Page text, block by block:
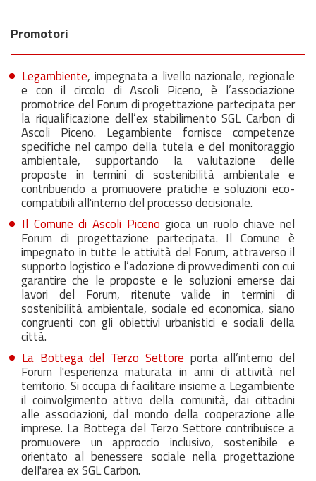
Promotori
Legambiente, impegnata a livello nazionale, regionale
e con il circolo di Ascoli Piceno, è l’associazione
promotrice del Forum di progettazione partecipata per
la riqualificazione dell’ex stabilimento SGL Carbon di
Ascoli Piceno. Legambiente fornisce competenze
specifiche nel campo della tutela e del monitoraggio
ambientale, supportando la valutazione delle
proposte in termini di sostenibilità ambientale e
contribuendo a promuovere pratiche e soluzioni eco-
compatibili all'interno del processo decisionale.
Il Comune di Ascoli Picenogioca un ruolo chiave nel
Forum di progettazione partecipata. Il Comune è
impegnato in tutte le attività del Forum, attraverso il
supporto logistico e l’adozione di provvedimenti con cui
garantire che le proposte e le soluzioni emerse dai
lavori del Forum, ritenute valide in termini di
sostenibilità ambientale, sociale ed economica, siano
congruenti con gli obiettivi urbanistici e sociali della
città.
La Bottega del Terzo Settore porta all’interno del
Forum l'esperienza maturata in anni di attività nel
territorio. Si occupa di facilitare insieme a Legambiente
il coinvolgimento attivo della comunità, dai cittadini
alle associazioni, dal mondo della cooperazione alle
imprese. La Bottega del Terzo Settore contribuisce a
promuovere un approccio inclusivo, sostenibile e
orientato al benessere sociale nella progettazione
dell'area ex SGL Carbon.